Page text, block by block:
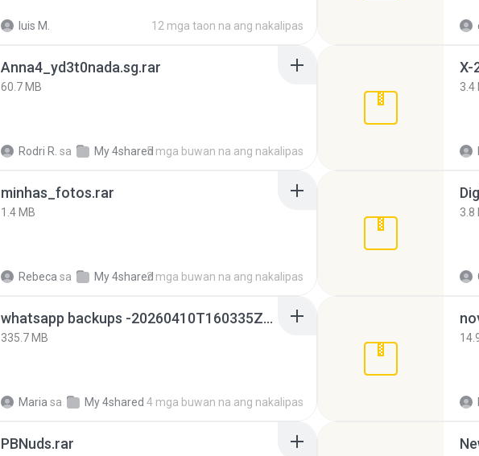
luis M. 12 mga taon na ang nakalipas
Anna4_yd3t0nada.sg.rar
60.7 MB
Rodri R. sa My 4shared5 mga buwan na ang nakalipas
X-
3.4
minhas_fotos.rar
1.4 MB
Rebeca sa My 4shared2 mga buwan na ang nakalipas
3.8
whatsapp backups -20260410T160335Z-3-001.zip
335.7 MB
Maria sa My 4shared 4 mga buwan na ang nakalipas
PBNuds.rar